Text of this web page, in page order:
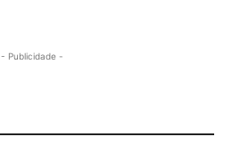
- Publicidade -